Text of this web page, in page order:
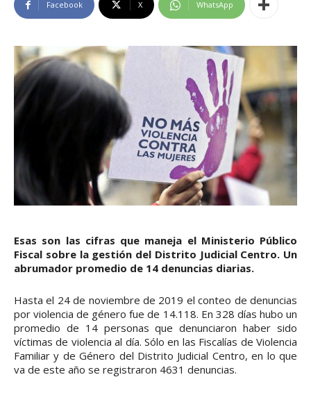
Facebook X WhatsApp
Esas son las cifras que maneja el Ministerio Público
Fiscal sobre la gestión del Distrito Judicial Centro. Un
abrumador promedio de 14 denuncias diarias.
Hasta el 24 de noviembre de 2019 el conteo de denuncias
por violencia de género fue de 14.118. En 328 días hubo un
promedio de 14 personas que denunciaron haber sido
víctimas de violencia al día. Sólo en las Fiscalías de Violencia
Familiar y de Género del Distrito Judicial Centro, en lo que
va de este año se registraron 4631 denuncias.